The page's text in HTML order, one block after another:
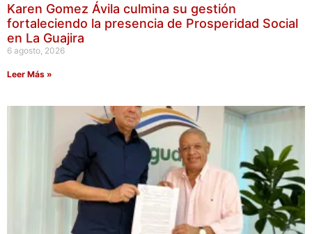
Karen Gomez Ávila culmina su gestión
fortaleciendo la presencia de Prosperidad Social
en La Guajira
6 agosto, 2026
Leer Más »